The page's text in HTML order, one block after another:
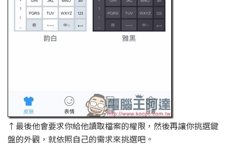
↑最後他會要求你給他讀取檔案的權限，然後再讓你挑選鍵
盤的外觀，就依照自己的需求來挑選吧。